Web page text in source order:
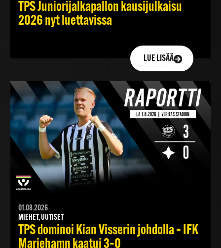
TPS Juniorijalkapallon kausijulkaisu
2026 nyt luettavissa
LUE LISÄÄ
01.08.2026
MIEHET, UUTISET
TPS dominoi Kian Visserin johdolla – IFK
Mariehamn kaatui 3–0